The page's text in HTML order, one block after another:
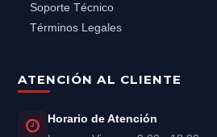
Soporte Técnico
Términos Legales
ATENCIÓN AL CLIENTE
Horario de Atención